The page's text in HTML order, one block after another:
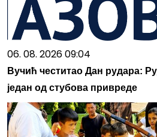
06. 08. 2026 09:04
Вучић честитао Дан рудара:
један од стубова привреде